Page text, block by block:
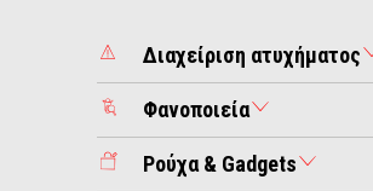
Διαχείριση ατυχήματος
Φανοποιεία
Ρούχα & Gadgets